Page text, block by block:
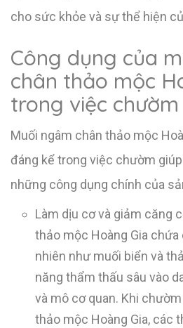
cho sức khỏe và sự thể hiện
Công dụng của
chân thảo mộc
trong việc
Muối ngâm chân thảo mộc
đáng kể trong việc chườm
những công dụng chính của
Làm dịu cơ và giảm căng
thảo mộc Hoàng Gia
nhiên như muối biển và
năng thẩm thấu sâu vào
và mô cơ quan. Khi
thảo mộc Hoàng Gia, các